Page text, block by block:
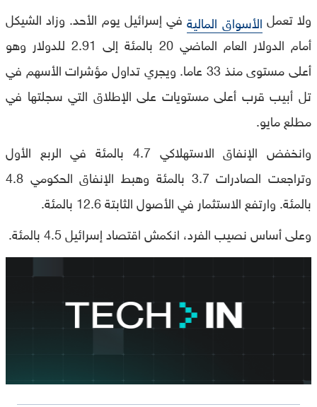
ولا تعمل الأسواق الماليةفي إسرائيل يوم الأحد. وزاد الشيكل
أمام الدولار العام الماضي 20 بالمئة إلى 2.91 للدولار وهو
أعلى مستوى منذ 33 عاما. ويجري تداول مؤشرات الأسهم في
تل أبيب قرب أعلى مستويات على الإطلاق التي سجلتها في
مطلع مايو.
وانخفض الإنفاق الاستهلاكي 4.7 بالمئة في الربع الأول
وتراجعت الصادرات 3.7 بالمئة وهبط الإنفاق الحكومي 4.8
بالمئة. وارتفع الاستثمار في الأصول الثابتة 12.6 بالمئة.
وعلى أساس نصيب الفرد، انكمش اقتصاد إسرائيل 4.5 بالمئة.